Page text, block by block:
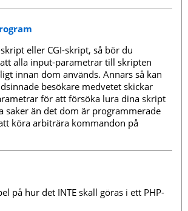
eller CGI-skript, så bör du
alla input-parametrar till skripten
innan dom används. Annars så kan
besökare medvetet skickar
för att försöka lura dina skript
saker än det dom är programmerade
köra arbiträra kommandon på
på hur det INTE skall göras i ett PHP-